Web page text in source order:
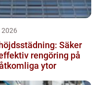
2026
Säker
rengöring på
ytor